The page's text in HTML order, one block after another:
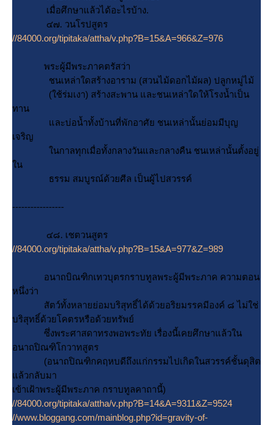
เมื่อศึกษาแล้วได้อะไรบ้าง.
๔๗. วนโรปสูตร
//84000.org/tipitaka/attha/v.php?B=15&A=966&Z=976
พระผู้มีพระภาคตรัสว่า
ชนเหล่าใดสร้างอาราม (สวนไม้ดอกไม้ผล) ปลูกหมู่ไม้
(ใช้ร่มเงา) สร้างสะพาน และชนเหล่าใดให้โรงน้ำเป็น
ทาน
ละบ่อน้ำทั้งบ้านที่พักอาศัย ชนเหล่านั้นย่อมมีบุญ
เจริญ
นกาลทุกเมื่อทั้งกลางวันและกลางคืน ชนเหล่านั้นตั้งอยู่
น
ธรรม สมบูรณ์ด้วยศีล เป็นผู้ไปสวรรค์
-----------------
๔๘. เชตวนสูตร
//84000.org/tipitaka/attha/v.php?B=15&A=977&Z=989
อนาถบิณฑิกเทวบุตรกราบทูลพระผู้มีพระภาค ความตอน
หนึ่งว่า
สัตว์ทั้งหลายย่อมบริสุทธิ์ได้ด้วยอริยมรรคมีองค์ ๘ ไม่ใช่
บริสุทธิ์ด้วยโคตรหรือด้วยทรัพย์
ซึ่งพระศาสดาทรงพอพระทัย เรื่องนี้เคยศึกษาแล้วใน
อนาถปิณฑิโกวาทสูตร
(อนาถปิณฑิกคฤหบดีถึงแก่กรรมไปเกิดในสวรรค์ชั้นดุสิต
ล้วกลับมา
เข้าเฝ้าพระผู้มีพระภาค กราบทูลคาถานี้)
//84000.org/tipitaka/attha/v.php?B=14&A=9311&Z=9524
//www.bloggang.com/mainblog.php?id=gravity-of-